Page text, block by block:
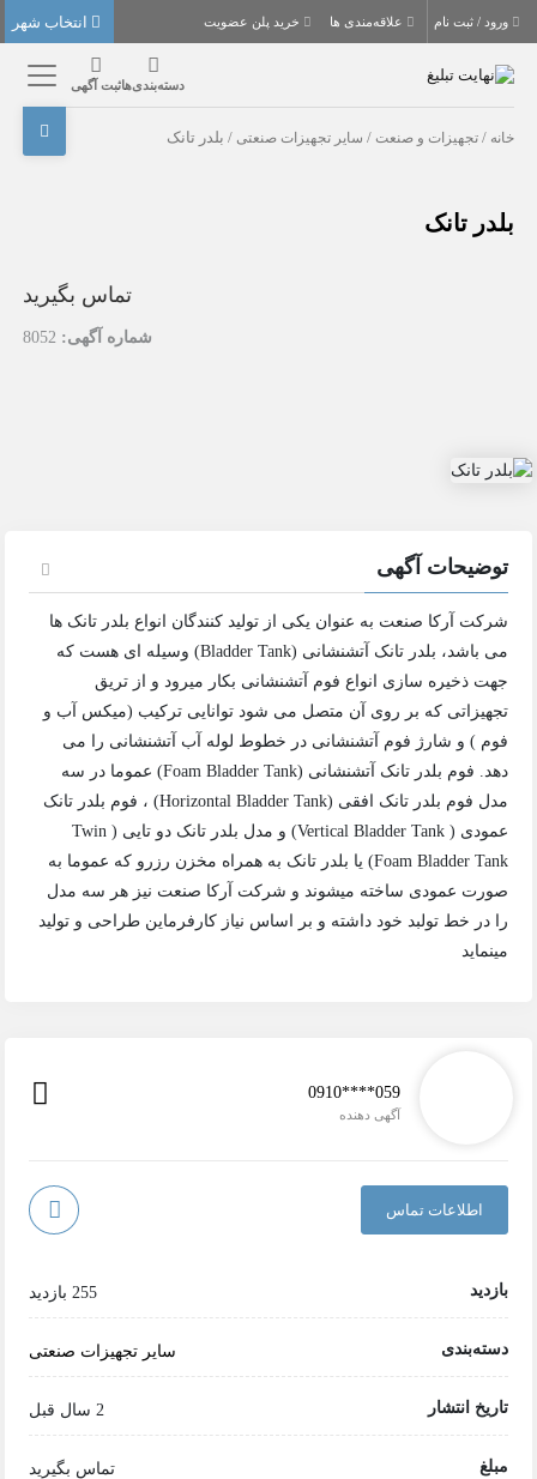
ورود / ثبت نام علاقه‌مندی ها خرید پلن عضویت
دسته‌بندی‌هاثبت آگهی
خانه /تجهیزات و صنعت / سایر تجهیزات صنعتی / بلدر تانک
بلدر تانک
تماس بگیرید
شماره آگهی: 8052
توضیحات آگهی
شرکت آرکا صنعت به عنوان یکی از تولید کنندگان انواع بلدر تانک ها
می باشد، بلدر تانک آتشنشانی (Bladder Tank) وسیله ای هست که
جهت ذخیره سازی انواع فوم آتشنشانی بکار میرود و از تریق
تجهیزاتی که بر روی آن متصل می شود توانایی ترکیب (میکس آب و
فوم ) و شارژ فوم آتشنشانی در خطوط لوله آب آتشنشانی را می
دهد. فوم بلدر تانک آتشنشانی (Foam Bladder Tank) عموما در سه
مدل فوم بلدر تانک افقی (Horizontal Bladder Tank) ، فوم بلدر تانک
عمودی ( Vertical Bladder Tank) و مدل بلدر تانک دو تایی ( Twin
Foam Bladder Tank) یا بلدر تانک به همراه مخزن رزرو که عموما به
صورت عمودی ساخته میشوند و شرکت آرکا صنعت نیز هر سه مدل
را در خط تولبد خود داشته و بر اساس نیاز کارفرماین طراحی و تولید
مینماید
0910****059
آگهی دهنده
اطلاعات تماس
بازدید 255 بازدید
دسته‌بندی سایر تجهیزات صنعتی
تاریخ انتشار 2 سال قبل
مبلغ تماس بگیرید